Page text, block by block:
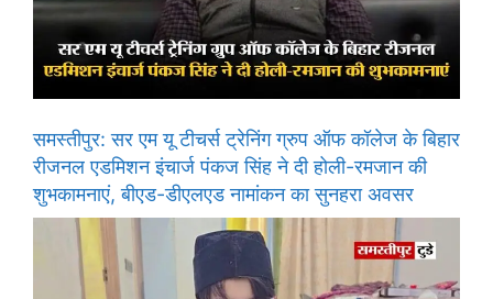
समस्तीपुर: सर एम यू टीचर्स ट्रेनिंग ग्रुप ऑफ कॉलेज के बिहार
रीजनल एडमिशन इंचार्ज पंकज सिंह ने दी होली-रमजान की
शुभकामनाएं, बीएड-डीएलएड नामांकन का सुनहरा अवसर